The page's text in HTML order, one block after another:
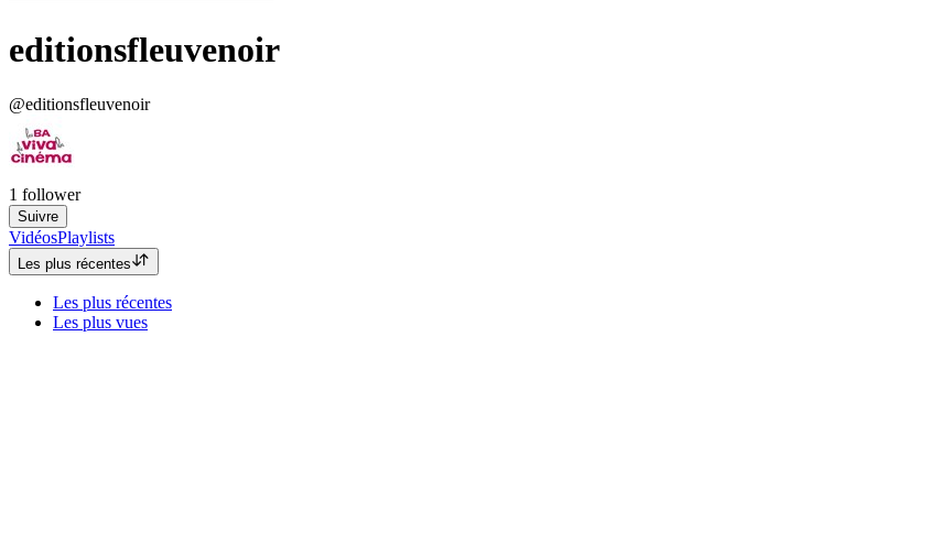
editionsfleuvenoir
@editionsfleuvenoir
1 follower
Suivre
VidéosPlaylists
Les plus récentes
Les plus récentes
Les plus vues